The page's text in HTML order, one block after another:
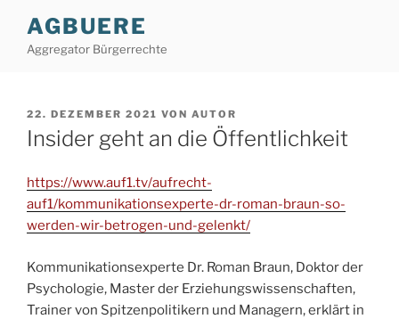
Inhalt
springen
AGBUERE
Aggregator Bürgerrechte
VERÖFFENTLICHT
AM
22. DEZEMBER 2021 VON AUTOR
Insider geht an die Öffentlichkeit
https://www.auf1.tv/aufrecht-
auf1/kommunikationsexperte-dr-roman-braun-so-
werden-wir-betrogen-und-gelenkt/
Kommunikationsexperte Dr. Roman Braun, Doktor der
Psychologie, Master der Erziehungswissenschaften,
Trainer von Spitzenpolitikern und Managern, erklärt in